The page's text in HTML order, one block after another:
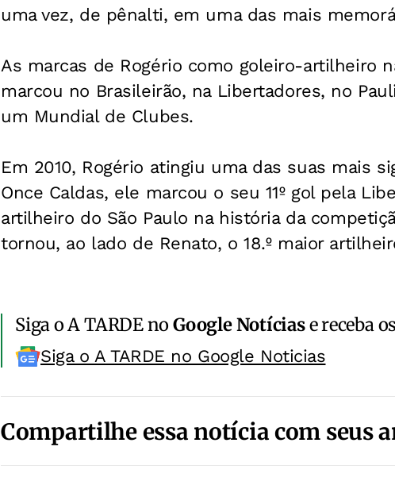
uma vez, de pênalti, em uma das mais
As marcas de Rogério como goleiro-artilheiro
marcou no Brasileirão, na Libertadores, no
um Mundial de Clubes.
Em 2010, Rogério atingiu uma das suas mais
Once Caldas, ele marcou o seu 11º gol pela
artilheiro do São Paulo na história da
tornou, ao lado de Renato, o 18.º maior
Siga o A TARDE noGoogle Notíciase receba
Siga o A TARDE no Google Noticias
Compartilhe essa notícia com seus